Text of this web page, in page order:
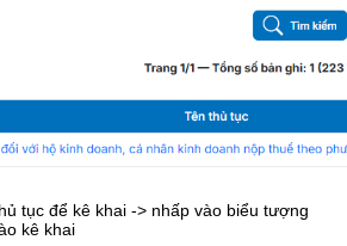
tục để kê khai -> nhấp vào biểu tượng
kê khai